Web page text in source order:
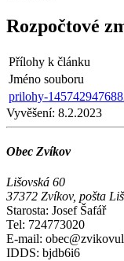
Rozpočtové
Přílohy k článku
Jméno souboru
prilohy-
Vyvěšení: 8.2.2023
Obec Zvíkov
Lišovská 60
37372 Zvíkov, pošta
Starosta: Josef Šafář
Tel: 724773020
E-mail:
IDDS: bjdb6i6